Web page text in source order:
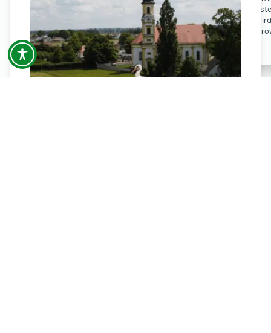
Einwilligung in den Cookie-
Verfügung. Der Chat-Verlauf
ausschließlich lokal in Ihrem
gespeichert.